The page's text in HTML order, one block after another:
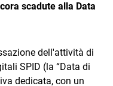
scadute alla Data
dell'attività di
SPID (la “Data di
dedicata, con un